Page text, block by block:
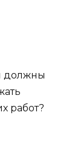
должны
работ?